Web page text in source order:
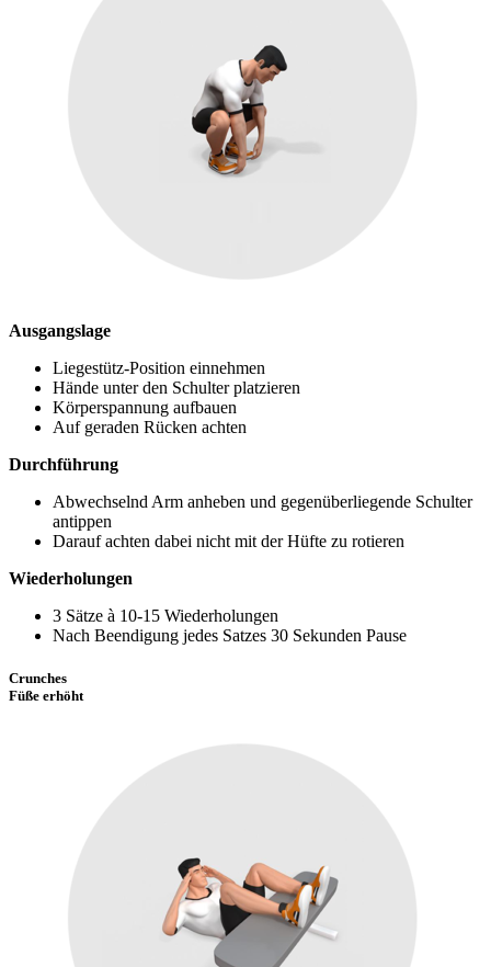
Ausgangslage
Liegestütz-Position einnehmen
Hände unter den Schulter platzieren
Körperspannung aufbauen
Auf geraden Rücken achten
Durchführung
Abwechselnd Arm anheben und gegenüberliegende Schulter
antippen
Darauf achten dabei nicht mit der Hüfte zu rotieren
Wiederholungen
3 Sätze à 10-15 Wiederholungen
Nach Beendigung jedes Satzes 30 Sekunden Pause
Crunches
Füße erhöht